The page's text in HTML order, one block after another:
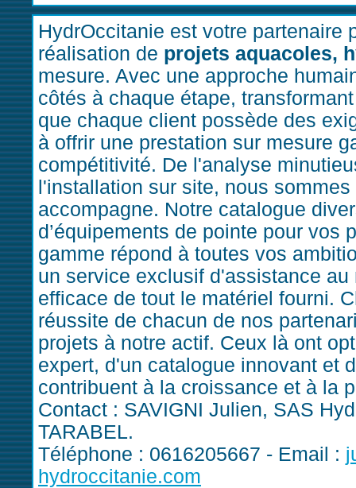
HydrOccitanie est votre partenaire
réalisation de projets aquacoles,
mesure. Avec une approche
côtés à chaque étape,
que chaque client possède des
à offrir une prestation sur mesure
compétitivité. De l'analyse
l'installation sur site, nous
accompagne. Notre catalogue
d’équipements de pointe pour vos
gamme répond à toutes vos
un service exclusif d'assistance
efficace de tout le matériel fourni.
réussite de chacun de nos
projets à notre actif. Ceux là ont
expert, d'un catalogue innovant et
contribuent à la croissance et à la
Contact : SAVIGNI Julien, SAS
TARABEL.
Téléphone : 0616205667 - Email :
hydroccitanie.com